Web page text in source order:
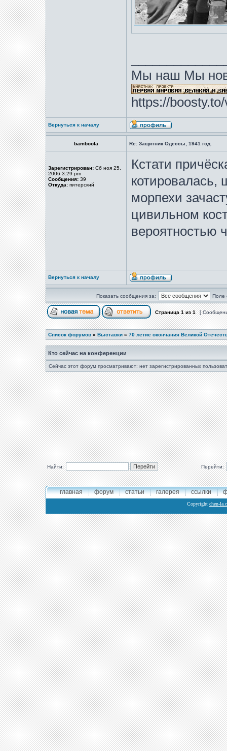
Мы наш Мы
https://
Вернуться к началу
bamboola Re: Защитник Одессы, 1941 год.
Зарегистрирован: Сб ноя 25,
2006 3:29 pm
Сообщения: 39
Откуда: питерский
Кстати
котировалась,
морпехи
цивильном
вероятностью
Вернуться к началу
Показать сообщения за: Поле
Страница1из1 [
Список форумов » Выставки » 70 летие окончания Великой
Кто сейчас на конференции
Сейчас этот форум просматривают: нет зарегистрированных
Найти: Перейти:
главная форум статьи галерея ссылки
Copyright chen-